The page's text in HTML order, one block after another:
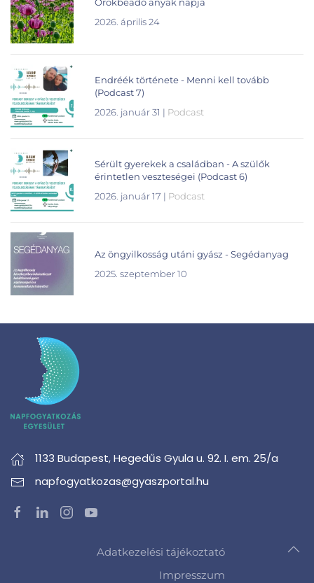
Örökbeadó anyák napja
2026. április 24
Endréék története - Menni kell tovább
(Podcast 7)
2026. január 31 | Podcast
Sérült gyerekek a családban - A szülők
érintetlen veszteségei (Podcast 6)
2026. január 17 | Podcast
Az öngyilkosság utáni gyász - Segédanyag
2025. szeptember 10
1133 Budapest,Hegedűs Gyula u. 92. I. em. 25/a
napfogyatkozas@gyaszportal.hu
Adatkezelési tájékoztató
Impresszum